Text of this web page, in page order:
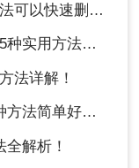
以快速删除！
告别繁琐操作！
法详解！
简单好用！
解析！